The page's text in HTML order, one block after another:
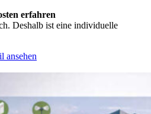
erfahren
Deshalb ist eine individuelle
ansehen